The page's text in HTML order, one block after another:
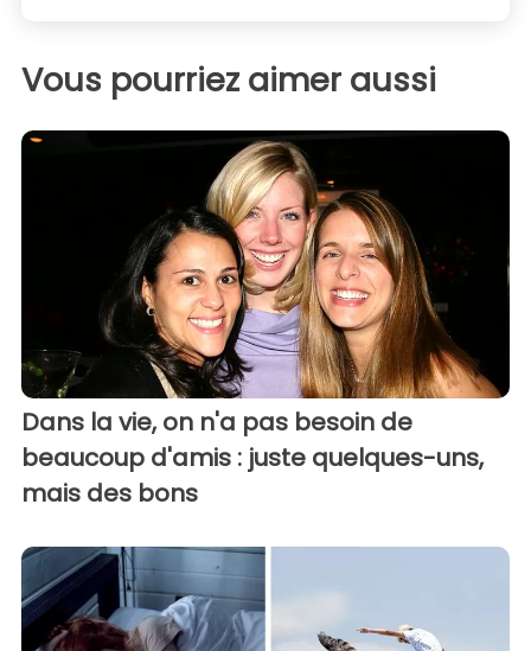
Vous pourriez aimer aussi
Dans la vie, on n'a pas besoin de
beaucoup d'amis : juste quelques-uns,
mais des bons